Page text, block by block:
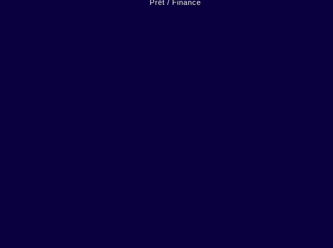
Prêt / Finance